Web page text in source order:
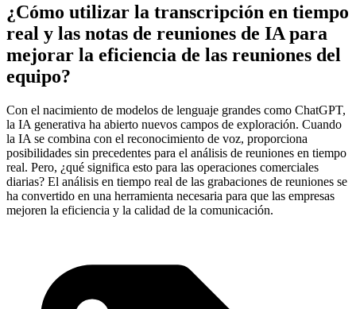
¿Cómo utilizar la transcripción en tiempo
real y las notas de reuniones de IA para
mejorar la eficiencia de las reuniones del
equipo?
Con el nacimiento de modelos de lenguaje grandes como ChatGPT,
la IA generativa ha abierto nuevos campos de exploración. Cuando
la IA se combina con el reconocimiento de voz, proporciona
posibilidades sin precedentes para el análisis de reuniones en tiempo
real. Pero, ¿qué significa esto para las operaciones comerciales
diarias? El análisis en tiempo real de las grabaciones de reuniones se
ha convertido en una herramienta necesaria para que las empresas
mejoren la eficiencia y la calidad de la comunicación.